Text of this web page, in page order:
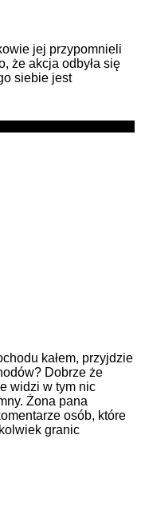
jej przypomnieli
że akcja odbyła się
siebie jest
kałem, przyjdzie
Dobrze że
widzi w tym nic
Żona pana
osób, które
granic